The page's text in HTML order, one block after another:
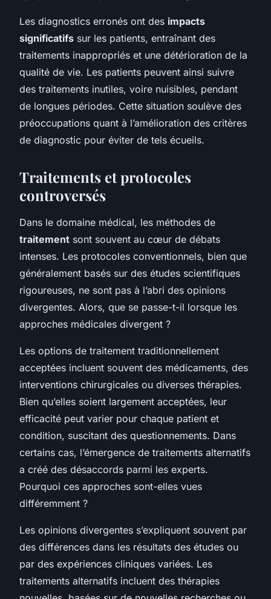
Les diagnostics erronés ont des impacts
significatifs sur les patients, entraînant des
traitements inappropriés et une détérioration de la
qualité de vie. Les patients peuvent ainsi suivre
des traitements inutiles, voire nuisibles, pendant
de longues périodes. Cette situation soulève des
préoccupations quant à l’amélioration des critères
de diagnostic pour éviter de tels écueils.
Traitements et protocoles
controversés
Dans le domaine médical, les méthodes de
traitement sont souvent au cœur de débats
intenses. Les protocoles conventionnels, bien que
généralement basés sur des études scientifiques
rigoureuses, ne sont pas à l’abri des opinions
divergentes. Alors, que se passe-t-il lorsque les
approches médicales divergent ?
Les options de traitement traditionnellement
acceptées incluent souvent des médicaments, des
interventions chirurgicales ou diverses thérapies.
Bien qu’elles soient largement acceptées, leur
efficacité peut varier pour chaque patient et
condition, suscitant des questionnements. Dans
certains cas, l’émergence de traitements alternatifs
a créé des désaccords parmi les experts.
Pourquoi ces approches sont-elles vues
différemment ?
Les opinions divergentes s’expliquent souvent par
des différences dans les résultats des études ou
par des expériences cliniques variées. Les
traitements alternatifs incluent des thérapies